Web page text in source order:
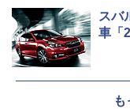
スバ
車「